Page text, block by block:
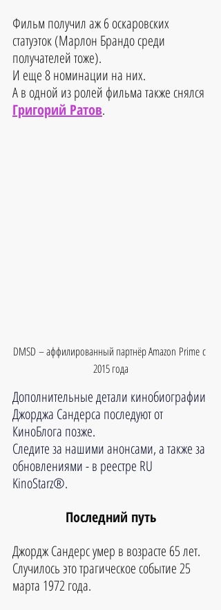
Фильм получил аж 6 оскаровских
статуэток (Марлон Брандо среди
получателей тоже).
И еще 8 номинации на них.
А в одной из ролей фильма также снялся
Григорий Ратов.
DMSD – аффилированный партнёр Amazon Prime с
2015 года
Дополнительные детали кинобиографии
Джорджа Сандерса последуют от
КиноБлога позже.
Следите за нашими анонсами, а также за
обновлениями - в реестре RU
KinoStarz®.
Последний путь
Джордж Сандерс умер в возрасте 65 лет.
Случилось это трагическое событие 25
марта 1972 года.